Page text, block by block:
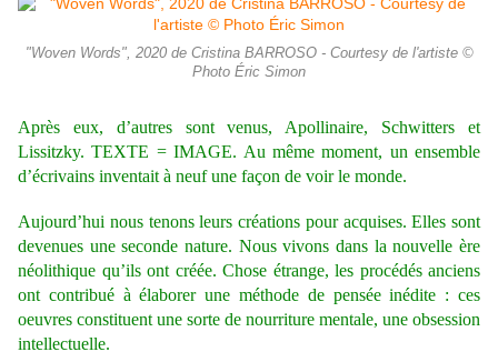
"Woven Words", 2020 de Cristina BARROSO - Courtesy de l'artiste ©
Photo Éric Simon
Après eux, d’autres sont venus, Apollinaire, Schwitters et
Lissitzky. TEXTE = IMAGE. Au même moment, un ensemble
d’écrivains inventait à neuf une façon de voir le monde.
Aujourd’hui nous tenons leurs créations pour acquises. Elles sont
devenues une seconde nature. Nous vivons dans la nouvelle ère
néolithique qu’ils ont créée. Chose étrange, les procédés anciens
ont contribué à élaborer une méthode de pensée inédite : ces
oeuvres constituent une sorte de nourriture mentale, une obsession
intellectuelle.